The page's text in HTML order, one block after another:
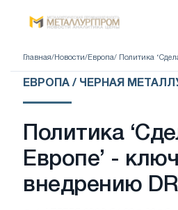
Главная/ Новости/ Европа/ Политика
ЕВРОПА / ЧЕРНАЯ
Политика
Европе’ -
внедрению